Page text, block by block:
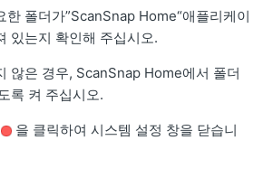
한 폴더가”ScanSnap Home“애플리케이
있는지 확인해 주십시오.
않은 경우, ScanSnap Home에서 폴더
록 켜 주십시오.
을 클릭하여 시스템 설정 창을 닫습니